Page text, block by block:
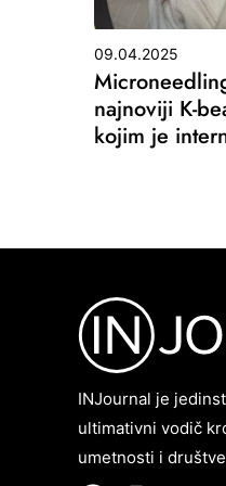
09.04.2025
najnoviji K-
kojim je
INJournal je
ultimativni vodič
umetnosti i